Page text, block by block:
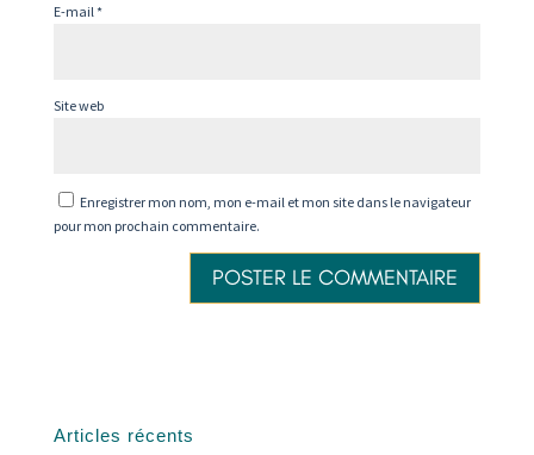
E-mail *
Site web
Enregistrer mon nom, mon e-mail et mon site dans le navigateur
pour mon prochain commentaire.
Articles récents